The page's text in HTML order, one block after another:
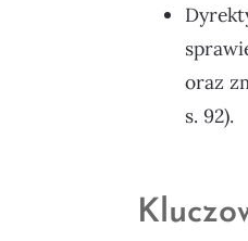
oraz
s. 92).